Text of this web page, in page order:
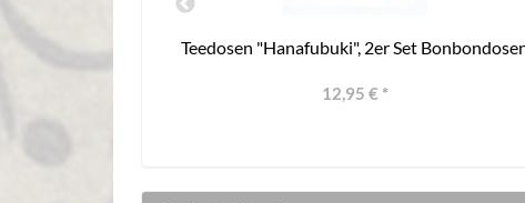
2 x 100g Teedosen "Hanafubuki", 2er Set
12,95 € *